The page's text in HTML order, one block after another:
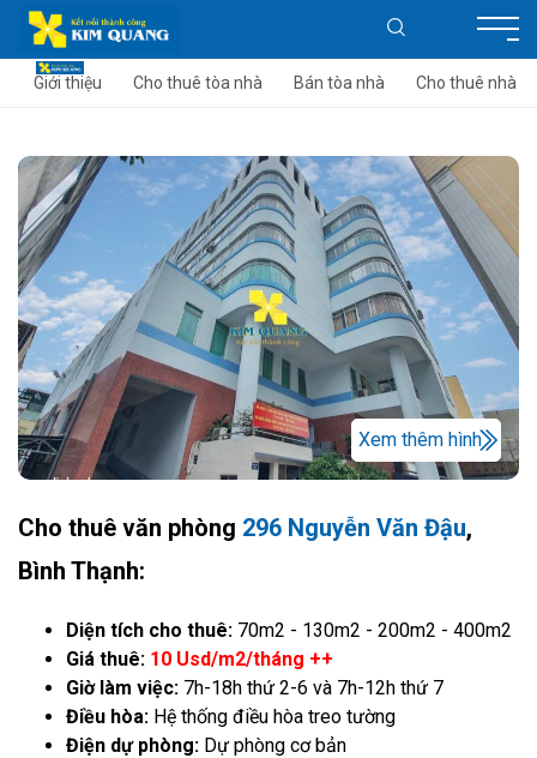
Giới thiệu Cho thuê tòa nhà Bán tòa nhà Cho thuê nhà
Xem thêm hình
Cho thuê văn phòng 296 Nguyễn Văn Đậu,
Bình Thạnh:
Diện tích cho thuê: 70m2 - 130m2 - 200m2 - 400m2
Giá thuê: 10 Usd/m2/tháng ++
Giờ làm việc: 7h-18h thứ 2-6 và 7h-12h thứ 7
Điều hòa: Hệ thống điều hòa treo tường
Điện dự phòng: Dự phòng cơ bản